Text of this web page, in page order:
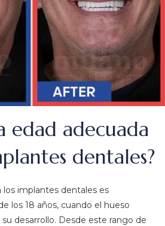
edad adecuada
dentales?
los implantes dentales es
los 18 años, cuando el hueso
desarrollo. Desde este rango de